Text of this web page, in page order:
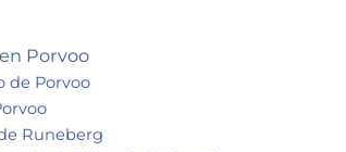
Porvoo
de Porvoo
Runeberg